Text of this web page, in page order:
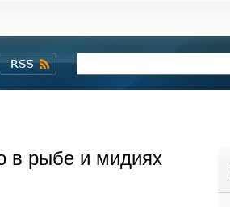
в рыбе и мидиях